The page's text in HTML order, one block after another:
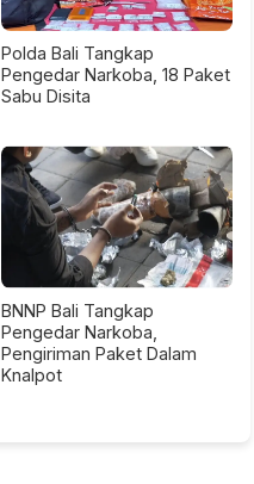
Polda Bali Tangkap
Pengedar Narkoba, 18 Paket
Sabu Disita
BNNP Bali Tangkap
Pengedar Narkoba,
Pengiriman Paket Dalam
Knalpot